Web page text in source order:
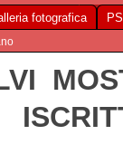
fotografica